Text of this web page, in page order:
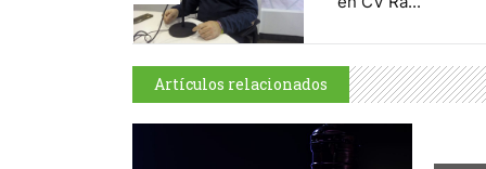
Artículos relacionados